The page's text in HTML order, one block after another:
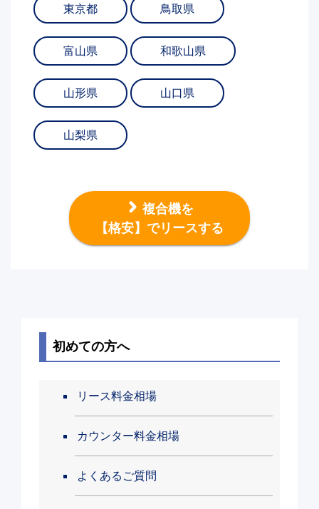
東京都 鳥取県
富山県 和歌山県
山形県 山口県
山梨県
複合機を
【格安】でリースする
初めての方へ
リース料金相場
カウンター料金相場
よくあるご質問